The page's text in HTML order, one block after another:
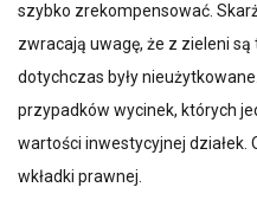
szybko zrekompensować.
zwracają uwagę, że z zieleni są
dotychczas były
przypadków wycinek, których
wartości inwestycyjnej działek.
wkładki prawnej.